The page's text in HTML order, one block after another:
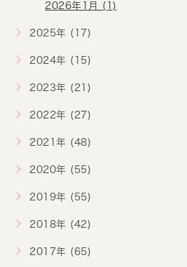
2026年1月 (1)
2025年 (17)
2024年 (15)
2023年 (21)
2022年 (27)
2021年 (48)
2020年 (55)
2019年 (55)
2018年 (42)
2017年 (65)